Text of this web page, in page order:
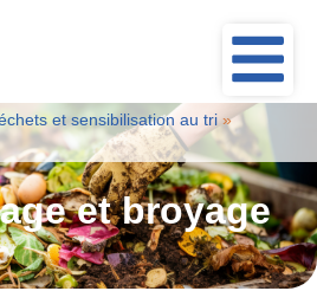
et broyage
et sensibilisation au tri»